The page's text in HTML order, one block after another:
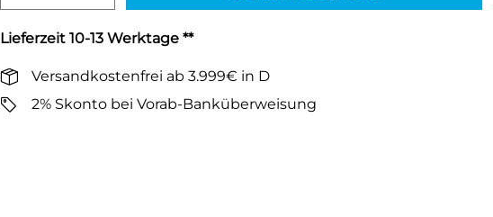
Lieferzeit 10-13 Werktage **
Versandkostenfrei ab 3.999€ in D
2% Skonto bei Vorab-Banküberweisung